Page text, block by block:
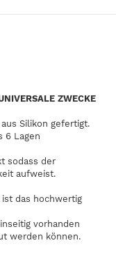
ZWECKE
Silikon gefertigt.
6 Lagen
sodass der
aufweist.
das hochwertig
vorhanden
werden können.